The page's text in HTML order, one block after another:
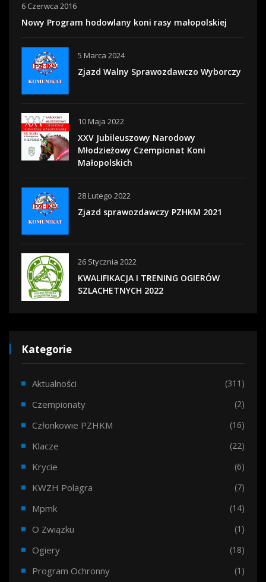
6 Czerwca 2016
Nowy Program hodowlany koni rasy małopolskiej
5 Marca 2024
Zjazd Walny Sprawozdawczo Wyborczy
10 Maja 2022
XXV Jubileuszowy Narodowy
Młodzieżowy Czempionat Koni
Małopolskich
28 Lutego 2022
Zjazd sprawozdawczy PZHKM 2021
26 Stycznia 2022
KWALIFIKACJA I TRENING OGIERÓW
SZLACHETNYCH 2022
Kategorie
Aktualności (311)
Czempionaty (2)
Członkowie PZHKM (16)
Klacze (22)
Krycie (6)
KWZH Polagra (7)
Mpmk (14)
O Związku (1)
Ogiery (18)
Program Ochronny (1)